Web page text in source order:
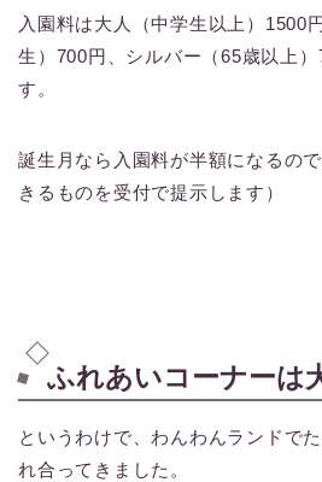
入園料は大人（中学生以上）1500
生）700円、シルバー（65歳以上
す。
誕生月なら入園料が半額になるの
きるものを受付で提示します）
ふれあいコーナーは
というわけで、わんわんランドで
れ合ってきました。